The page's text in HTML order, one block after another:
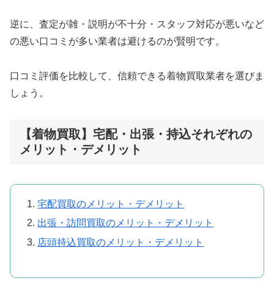
逆に、査定が雑・説明が不十分・スタッフ対応が悪いなど
の悪い口コミが多い業者は避けるのが賢明です。
口コミ評価を比較して、信頼できる着物買取業者を選びま
しょう。
【着物買取】宅配・出張・持込それぞれの
メリット・デメリット
宅配買取のメリット・デメリット
出張・訪問買取のメリット・デメリット
店頭持込買取のメリット・デメリット